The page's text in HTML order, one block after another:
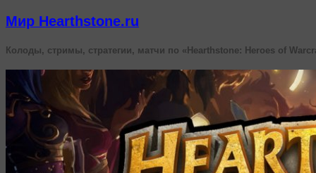
Мир Hearthstone.ru
Колоды, стримы, стратегии, матчи по «Hearthstone: Heroes of